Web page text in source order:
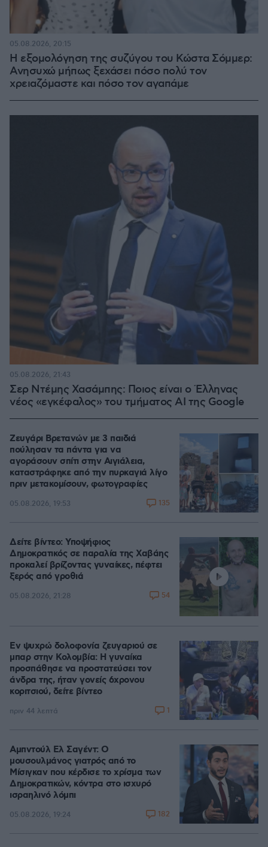
Η εξομολόγηση της συζύγου του Κώστα Σόμμερ:
Ανησυχώ μήπως ξεχάσει πόσο πολύ τον
χρειαζόμαστε και πόσο τον αγαπάμε
05.08.2026, 20:15
Σερ Ντέμης Χασάμπης: Ποιος είναι ο Έλληνας
νέος «εγκέφαλος» του τμήματος AI της Google
05.08.2026, 21:43
Ζευγάρι Βρετανών με 3 παιδιά
πούλησαν τα πάντα για να
αγοράσουν σπίτι στην Αιγιάλεια,
καταστράφηκε από την πυρκαγιά λίγο
πριν μετακομίσουν, φωτογραφίες
05.08.2026, 19:53 135
Δείτε βίντεο: Υποψήφιος
Δημοκρατικός σε παραλία της Χαβάης
προκαλεί βρίζοντας γυναίκες, πέφτει
ξερός από γροθιά
05.08.2026, 21:28 54
Εν ψυχρώ δολοφονία ζευγαριού σε
μπαρ στην Κολομβία: Η γυναίκα
προσπάθησε να προστατεύσει τον
άνδρα της, ήταν γονείς 6χρονου
κοριτσιού, δείτε βίντεο
πριν 44 λεπτά 1
Αμπντούλ Ελ Σαγέντ: Ο
μουσουλμάνος γιατρός από το
Μίσιγκαν που κέρδισε το χρίσμα των
Δημοκρατικών, κόντρα στο ισχυρό
ισραηλινό λόμπι
05.08.2026, 19:24 182